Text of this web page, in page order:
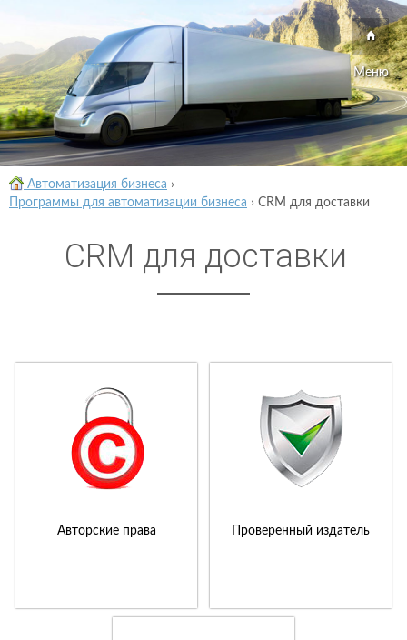
Меню
Автоматизация бизнеса ›
Программы для автоматизации бизнеса › CRM для доставки
CRM для доставки
Авторские права Проверенный издатель